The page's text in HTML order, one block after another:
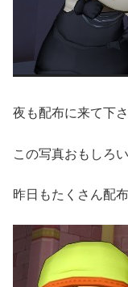
夜も配布に来て下
この写真おもしろ
昨日もたくさん配